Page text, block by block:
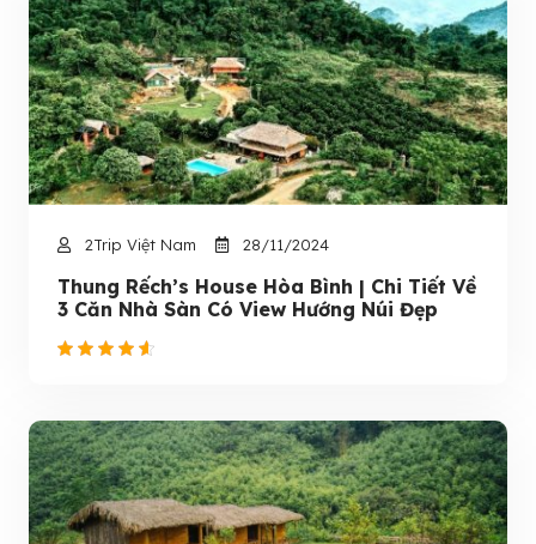
2Trip Việt Nam 28/11/2024
Thung Rếch’s House Hòa Bình | Chi Tiết Về
3 Căn Nhà Sàn Có View Hướng Núi Đẹp